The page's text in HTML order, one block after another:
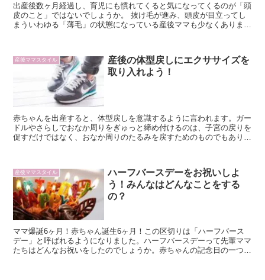
出産後数ヶ月経過し、育児にも慣れてくると気になってくるのが「頭
皮のこと」ではないでしょうか。 抜け毛が進み、頭皮が目立ってし
まういわゆる「薄毛」の状態になっている産後ママも少なくありませ
の解説と、薄毛の状態を脱却するための育毛ローションのおすすめ
産後ママスタイル
産後の体型戻しにエクササイズを
取り入れよう！
赤ちゃんを出産すると、体型戻しを意識するように言われます。ガー
ドルやさらしでおなか周りをぎゅっと締め付けるのは、子宮の戻りを
促すだけではなく、おなか周りのたるみを戻すためのものでもありま
産後ママスタイル
ハーフバースデーをお祝いしよ
う！みんなはどんなことをする
の？
ママ爆誕6ヶ月！赤ちゃん誕生6ヶ月！この区切りは「ハーフバース
デー」と呼ばれるようになりました。ハーフバースデーって先輩ママ
たちはどんなお祝いをしたのでしょうか。赤ちゃんの記念日の一つと